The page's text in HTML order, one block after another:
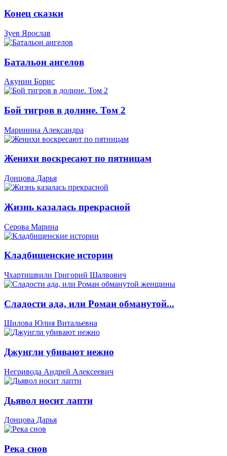
Конец сказки
Зуев Ярослав
Батальон ангелов
Акунин Борис
Бой тигров в долине. Том 2
Маринина Александра
Женихи воскресают по пятницам
Донцова Дарья
Жизнь казалась прекрасной
Серова Марина
Кладбищенские истории
Чхартишвили Григорий Шалвович
Сладости ада, или Роман обманутой...
Шилова Юлия Витальевна
Джунгли убивают нежно
Негривода Андрей Алексеевич
Дьявол носит лапти
Донцова Дарья
Река снов